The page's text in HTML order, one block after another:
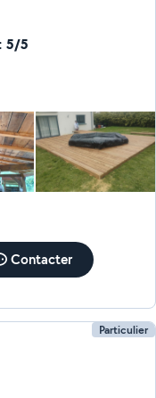
5/5
Contacter
Particulier